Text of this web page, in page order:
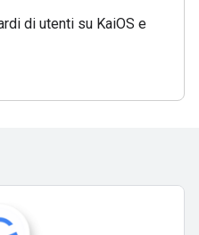
di utenti su KaiOS e